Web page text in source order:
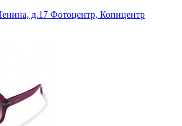
д.17 Фотоцентр, Копицентр